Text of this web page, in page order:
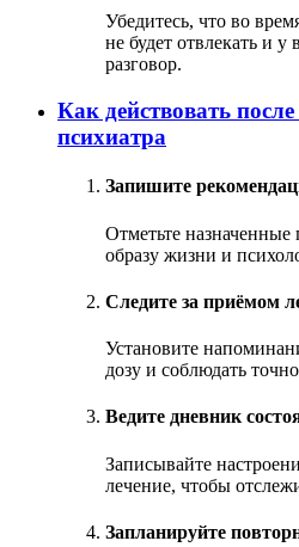
Убедитесь, что во
не будет отвлекать и у
разговор.
Как действовать
психиатра
Запишите
Отметьте
образу жизни и
Следите за приёмом
Установите
дозу и соблюдать
Ведите дневник
Записывайте
лечение, чтобы
Запланируйте